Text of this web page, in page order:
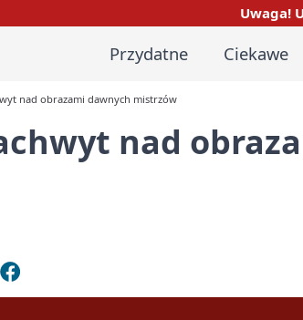
Uwaga!
Przydatne Ciekawe
nad obrazami dawnych mistrzów
nad